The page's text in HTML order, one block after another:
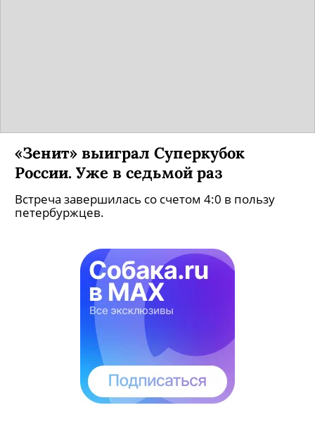
«Зенит» выиграл Суперкубок
России. Уже в седьмой раз
Встреча завершилась со счетом 4:0 в пользу
петербуржцев.